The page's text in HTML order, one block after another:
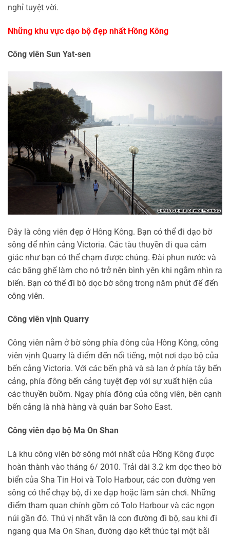
nghỉ tuyệt vời.
Những khu vực dạo bộ đẹp nhất Hồng Kông
Công viên Sun Yat-sen
Đây là công viên đẹp ở Hông Kông. Bạn có thể đi dạo bờ
sông để nhìn cảng Victoria. Các tàu thuyền đi qua cảm
giác như bạn có thể chạm được chúng. Đài phun nước và
các băng ghế làm cho nó trở nên bình yên khi ngắm nhìn ra
biển. Bạn có thể đi bộ dọc bờ sông trong năm phút để đến
công viên.
Công viên vịnh Quarry
Công viên nằm ở bờ sông phía đông của Hồng Kông, công
viên vịnh Quarry là điểm đến nổi tiếng, một nơi dạo bộ của
bến cảng Victoria. Với các bến phà và sà lan ở phía tây bến
cảng, phía đông bến cảng tuyệt đẹp với sự xuất hiện của
các thuyền buồm. Ngay phía đông của công viên, bên cạnh
bến cảng là nhà hàng và quán bar Soho East.
Công viên dạo bộ Ma On Shan
Là khu công viên bờ sông mới nhất của Hồng Kông được
hoàn thành vào tháng 6/ 2010. Trải dài 3.2 km dọc theo bờ
biển của Sha Tin Hoi và Tolo Harbour, các con đường ven
sông có thể chạy bộ, đi xe đạp hoặc làm sân chơi. Những
điểm tham quan chính gồm có Tolo Harbour và các ngọn
núi gần đó. Thú vị nhất vẫn là con đường đi bộ, sau khi đi
ngang qua Ma On Shan, đường dạo kết thúc tại một bãi